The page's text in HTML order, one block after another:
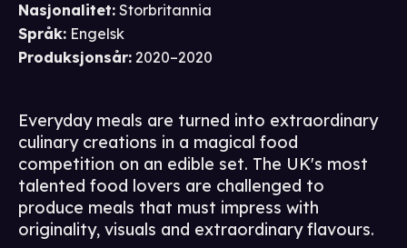
Nasjonalitet: Storbritannia
Språk: Engelsk
Produksjonsår: 2020–2020
Everyday meals are turned into extraordinary
culinary creations in a magical food
competition on an edible set. The UK's most
talented food lovers are challenged to
produce meals that must impress with
originality, visuals and extraordinary flavours.